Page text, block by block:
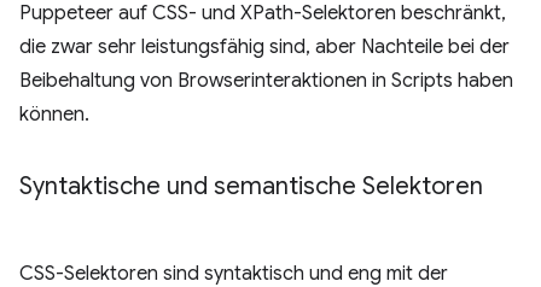
Puppeteer auf CSS- und XPath-Selektoren beschränkt,
die zwar sehr leistungsfähig sind, aber Nachteile bei der
Beibehaltung von Browserinteraktionen in Scripts haben
können.
Syntaktische und semantische Selektoren
CSS-Selektoren sind syntaktisch und eng mit der